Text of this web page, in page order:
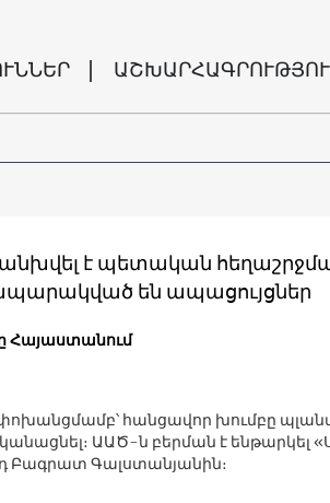
է պետական
են ապացույցներ
Հայաստանում
հանցավոր խումբը
ԱԱԾ-ն բերման է ենթարկել
Բագրատ Գալստանյանին։